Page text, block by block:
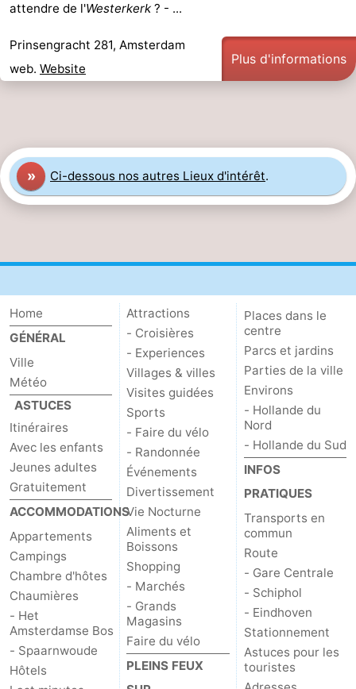
attendre de l'Westerkerk ? - ...
Prinsengracht 281, Amsterdam
web. Website
Plus d'informations
» Ci-dessous nos autres Lieux d'intérêt.
Home
GÉNÉRAL
Ville
Météo
ASTUCES
Itinéraires
Avec les enfants
Jeunes adultes
Gratuitement
ACCOMMODATIONS
Appartements
Campings
Chambre d'hôtes
Chaumières
- Het
Amsterdamse Bos
- Spaarnwoude
Hôtels
Attractions
- Croisières
- Experiences
Villages & villes
Visites guidées
Sports
- Faire du vélo
- Randonnée
Événements
Divertissement
Vie Nocturne
Aliments et
Boissons
Shopping
- Marchés
- Grands
Magasins
Faire du vélo
PLEINS FEUX
Places dans le
centre
Parcs et jardins
Parties de la ville
Environs
- Hollande du
Nord
- Hollande du Sud
INFOS
PRATIQUES
Transports en
commun
Route
- Gare Centrale
- Schiphol
- Eindhoven
Stationnement
Astuces pour les
touristes